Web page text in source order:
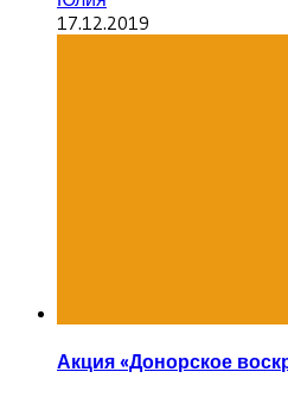
17.12.2019
Акция «Донорское